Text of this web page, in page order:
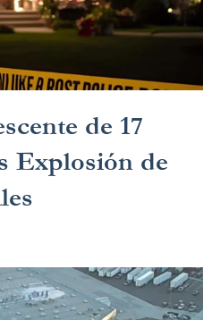
de 17
Explosión de